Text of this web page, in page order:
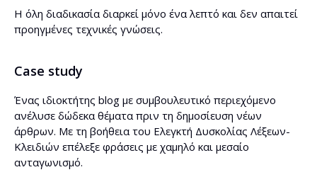
Η όλη διαδικασία διαρκεί μόνο ένα λεπτό και δεν απαιτεί
προηγμένες τεχνικές γνώσεις.
Case study
Ένας ιδιοκτήτης blog με συμβουλευτικό περιεχόμενο
ανέλυσε δώδεκα θέματα πριν τη δημοσίευση νέων
άρθρων. Με τη βοήθεια του Ελεγκτή Δυσκολίας Λέξεων-
Κλειδιών επέλεξε φράσεις με χαμηλό και μεσαίο
ανταγωνισμό.